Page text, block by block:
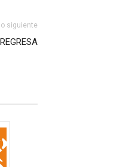
siguiente